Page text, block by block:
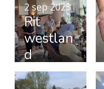
Rit
westlan
d
2 sep 2023